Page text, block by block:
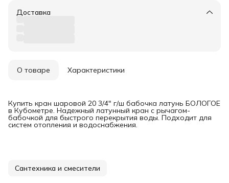
Доставка
О товаре Характеристики
Купить кран шаровой 20 3/4" г/ш бабочка латунь БОЛОГОЕ
в Кубометре. Надежный латунный кран с рычагом-
бабочкой для быстрого перекрытия воды. Подходит для
систем отопления и водоснабжения.
Сантехника и смесители